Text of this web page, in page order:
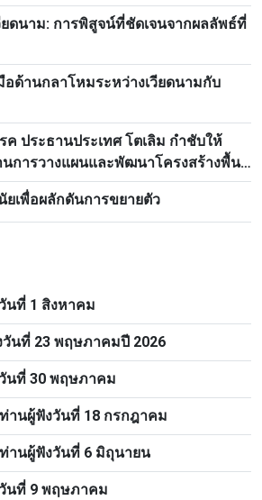
ดนาม: การพิสูจน์ที่ชัดเจนจากผลลัพธ์ที่
อด้านกลาโหมระหว่างเวียดนามกับ
ค ประธานประเทศ โตเลิม กำชับให้
นการวางแผนและพัฒนาโครงสร้างพื้น
ยเพื่อผลักดันการขยายตัว
นที่ 1 สิงหาคม
นที่ 23 พฤษภาคมปี 2026
นที่ 30 พฤษภาคม
านผู้ฟังวันที่ 18 กรกฎาคม
านผู้ฟังวันที่ 6 มิถุนายน
นที่ 9 พฤษภาคม